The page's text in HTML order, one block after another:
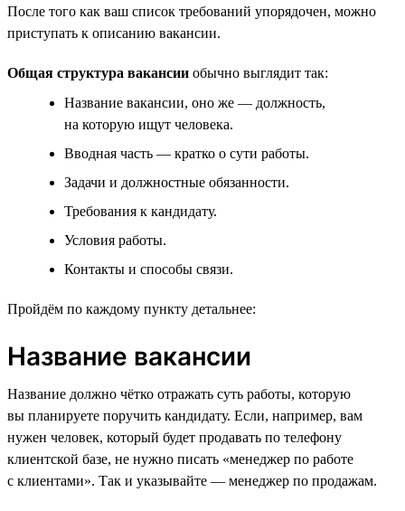
После того как ваш список требований упорядочен, можно
приступать к описанию вакансии.
Общая структура вакансии обычно выглядит так:
Название вакансии, оно же — должность,
на которую ищут человека.
Вводная часть — кратко о сути работы.
Задачи и должностные обязанности.
Требования к кандидату.
Условия работы.
Контакты и способы связи.
Пройдём по каждому пункту детальнее:
Название вакансии
Название должно чётко отражать суть работы, которую
вы планируете поручить кандидату. Если, например, вам
нужен человек, который будет продавать по телефону
клиентской базе, не нужно писать «менеджер по работе
с клиентами». Так и указывайте — менеджер по продажам.